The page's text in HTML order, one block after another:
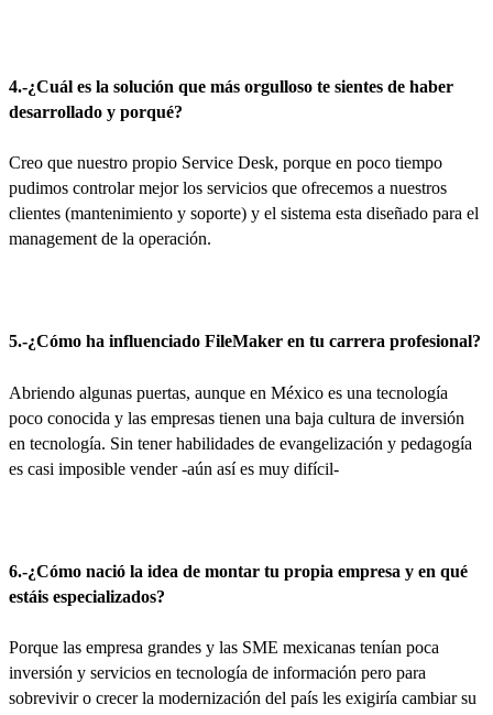
4.-¿Cuál es la solución que más orgulloso te sientes de haber
desarrollado y porqué?
Creo que nuestro propio Service Desk, porque en poco tiempo
pudimos controlar mejor los servicios que ofrecemos a nuestros
clientes (mantenimiento y soporte) y el sistema esta diseñado para el
management de la operación.
5.-¿Cómo ha influenciado FileMaker en tu carrera profesional?
Abriendo algunas puertas, aunque en México es una tecnología
poco conocida y las empresas tienen una baja cultura de inversión
en tecnología. Sin tener habilidades de evangelización y pedagogía
es casi imposible vender -aún así es muy difícil-
6.-¿Cómo nació la idea de montar tu propia empresa y en qué
estáis especializados?
Porque las empresa grandes y las SME mexicanas tenían poca
inversión y servicios en tecnología de información pero para
sobrevivir o crecer la modernización del país les exigiría cambiar su